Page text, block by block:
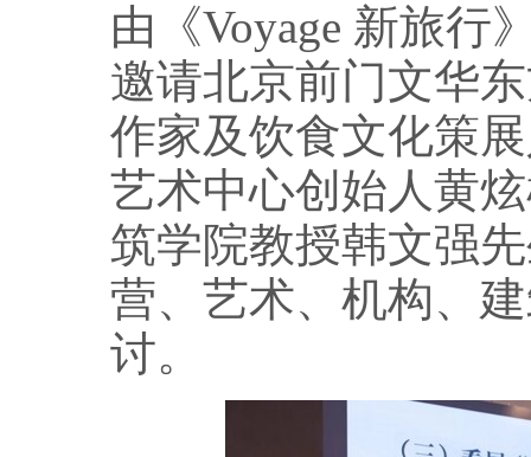
由《Voyage 新旅行
邀请北京前门文华
作家及饮食文化策
艺术中心创始人黄
筑学院教授韩文强
营、艺术、机构、
讨。